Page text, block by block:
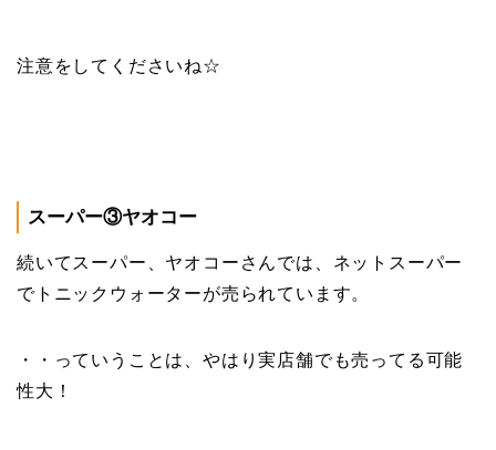
注意をしてくださいね☆
スーパー③ヤオコー
続いてスーパー、ヤオコーさんでは、ネットスーパー
でトニックウォーターが売られています。
・・っていうことは、やはり実店舗でも売ってる可能
性大！